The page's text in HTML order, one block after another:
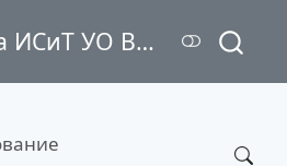
Кафедра ИСиТ УО ВГТУ